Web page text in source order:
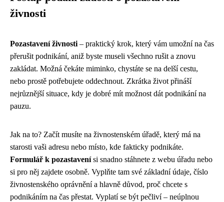
živnosti
Pozastavení živnosti – praktický krok, který vám umožní na čas
přerušit podnikání, aniž byste museli všechno rušit a znovu
zakládat. Možná čekáte miminko, chystáte se na delší cestu,
nebo prostě potřebujete oddechnout. Zkrátka život přináší
nejrůznější situace, kdy je dobré mít možnost dát podnikání na
pauzu.
Jak na to? Začít musíte na živnostenském úřadě, který má na
starosti vaši adresu nebo místo, kde fakticky podnikáte.
Formulář k pozastavenísi snadno stáhnete z webu úřadu nebo
si pro něj zajdete osobně. Vyplňte tam své základní údaje, číslo
živnostenského oprávnění a hlavně důvod, proč chcete s
podnikáním na čas přestat. Vyplatí se být pečliví – neúplnou